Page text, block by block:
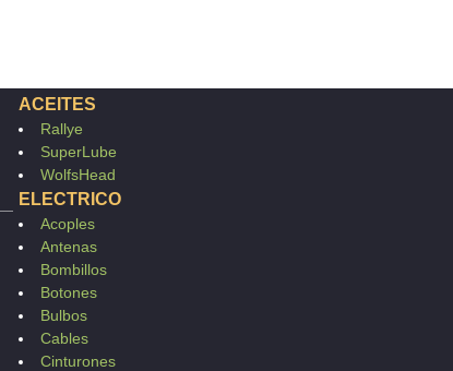
ACEITES
Rallye
SuperLube
WolfsHead
ELECTRICO
Acoples
Antenas
Bombillos
Botones
Bulbos
Cables
Cinturones